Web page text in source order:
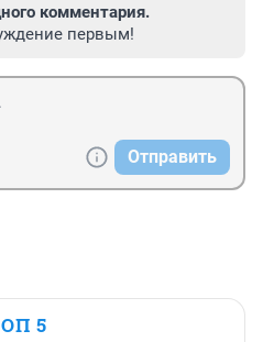
комментария.
первым!
Отправить
5